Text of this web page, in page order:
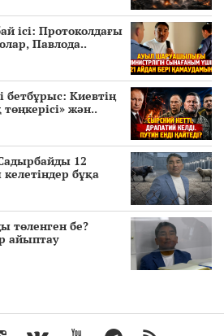
ісі: Протоколдағы
Павлода..
бетбұрыс: Киевтің
жән..
12
бұқа
төленген бе?
айыптау